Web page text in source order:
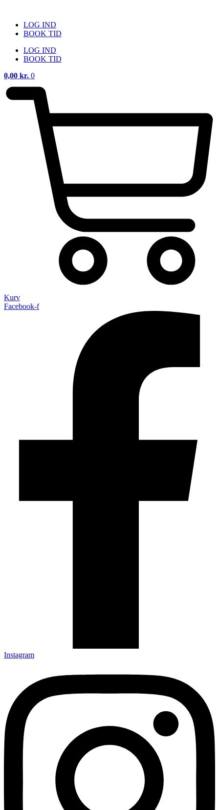
indholdLOG IND
BOOK TID
LOG IND
BOOK TID
0,00 kr. 0
Kurv
Facebook-f
Instagram